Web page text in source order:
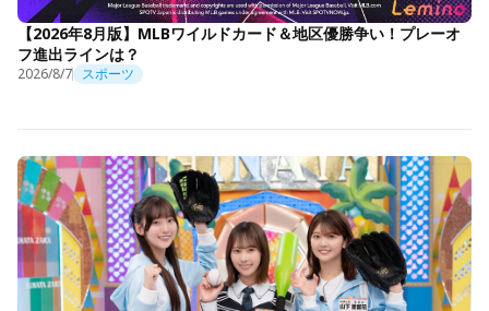
【2026年8月版】MLBワイルドカード＆地区優勝争い！プレーオ
フ進出ラインは？
2026/8/7 スポーツ